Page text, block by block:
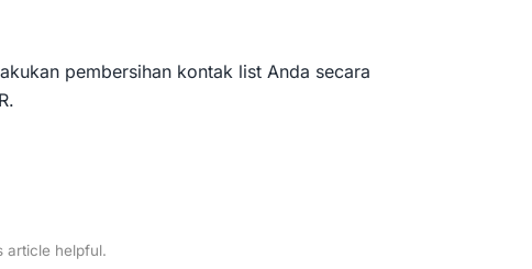
pembersihan kontak list Anda secara
article helpful.